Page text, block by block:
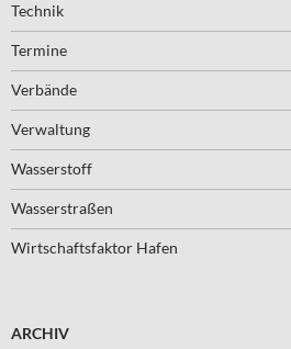
Technik
Termine
Verbände
Verwaltung
Wasserstoff
Wasserstraßen
Wirtschaftsfaktor Hafen
ARCHIV